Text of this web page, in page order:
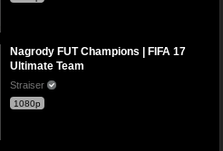
Nagrody FUT Champions | FIFA 17
Ultimate Team
Straiser
1080p